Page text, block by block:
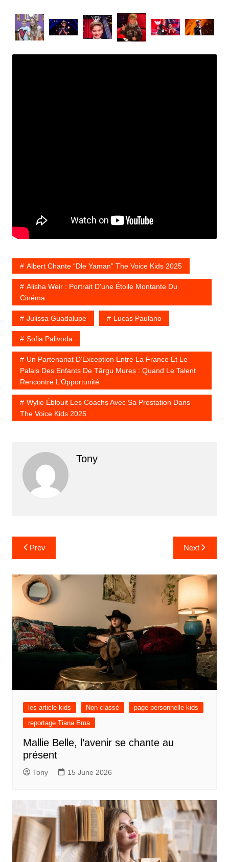
Albert Chante “Dle Yaman” The Voice Kids 2025
Alisha Weir : Portrait D'une Étoile Montante Du
Cinéma
Julissa Guadalupe Lucas Paulano
Sofia Palivoda
Un Partenariat D’Exception Entre La France Et Le
Palais Des Enfants De Târgu Mureș : Quand Le Talent
Rencontre L’Opportunité
Wylie Éblouit Les Coachs Avec Sa Prestation Dans
The Voice Kids 2025
Tony
Prev Next
les article kids Non classé
page personnelle kids
reportage Tiana Ema
Mallie Belle, l’avenir se chante au
présent
Tony 15 June 2026